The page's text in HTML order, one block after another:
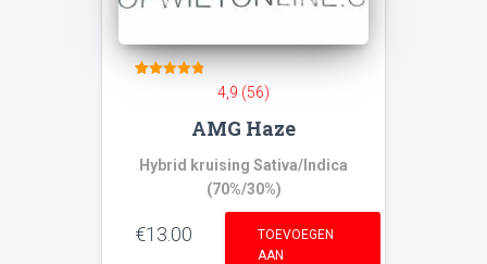
gebaseerd
n
4,9 (56)
AMG Haze
Hybrid kruising Sativa/Indica
(70%/30%)
€13.00
TOEVOEGEN
AAN